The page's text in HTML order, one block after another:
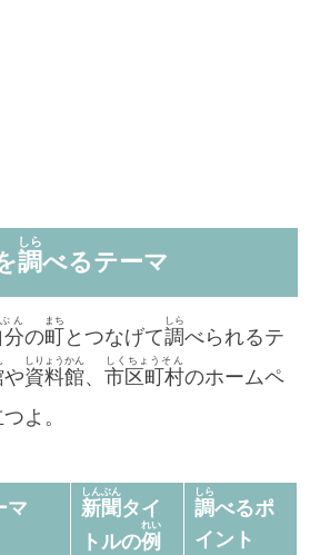
調
しら
べるテーマ
分
ん
の町
まち
とつなげて調
しら
べられるテ
や資料館
しりょうかん
、 市区町村
しくちょうそん
のホームペ
つよ。
マ 新聞
しんぶん
タイ
トルの例
れい
調
しら
べるポ
イント